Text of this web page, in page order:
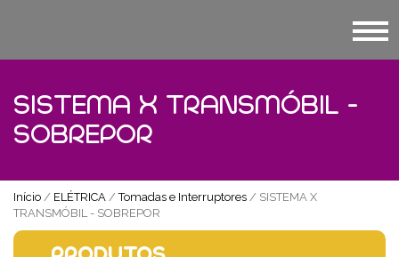
SISTEMA X TRANSMÓBIL -
SOBREPOR
Início / ELÉTRICA /Tomadas e Interruptores / SISTEMA X
TRANSMÓBIL - SOBREPOR